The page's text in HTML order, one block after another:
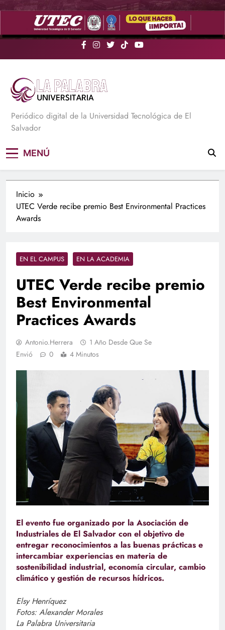
Saltar
La Palabra Universitaria
Periódico digital de la Universidad Tecnológica de El
Salvador
MENÚ
Inicio
UTEC Verde recibe premio Best Environmental Practices
Awards
EN EL CAMPUS EN LA ACADEMIA
UTEC Verde recibe premio
Best Environmental
Practices Awards
Antonio.herrera
1 Año Desde Que Se
Envió
0 4 Minutos
El evento fue organizado por la Asociación de
Industriales de El Salvador con el objetivo de
entregar reconocimientos a las buenas prácticas e
intercambiar experiencias en materia de
sostenibilidad industrial, economía circular, cambio
climático y gestión de recursos hídricos.
Elsy Henríquez
Fotos: Alexander Morales
La Palabra Universitaria